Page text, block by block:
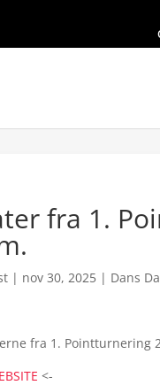
fra 1.
| nov 30, 2025 | Dans
fra 1. Pointturnering
<-